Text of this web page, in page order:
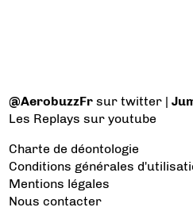
@AerobuzzFr sur twitter |
Les Replays sur youtube
Charte de déontologie
Conditions générales
Mentions légales
Nous contacter